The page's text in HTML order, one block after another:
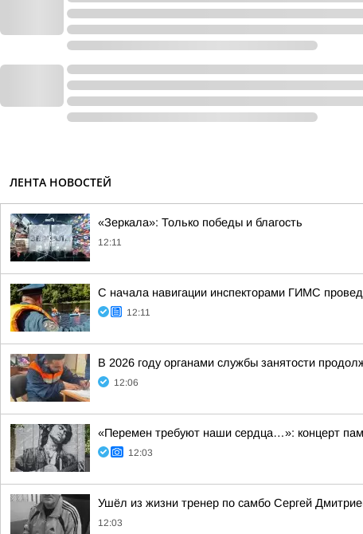
ЛЕНТА НОВОСТЕЙ
«Зеркала»: Только победы и благость
12:11
С начала навигации инспекторами ГИМС
12:11
В 2026 году органами службы занятости
12:06
«Перемен требуют наши сердца…»: концерт
12:03
Ушёл из жизни тренер по самбо Сергей
12:03